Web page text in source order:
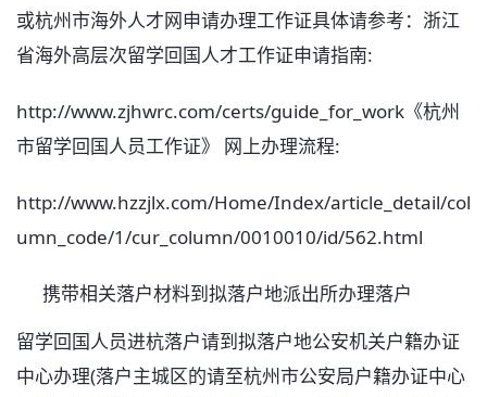
或杭州市海外人才网申请办理工作证具体请参考：浙江
省海外高层次留学回国人才工作证申请指南:
http://www.zjhwrc.com/certs/guide_for_work《杭州
市留学回国人员工作证》 网上办理流程:
http://www.hzzjlx.com/Home/Index/article_detail/col
umn_code/1/cur_column/0010010/id/562.html
携带相关落户材料到拟落户地派出所办理落户
留学回国人员进杭落户请到拟落户地公安机关户籍办证
中心办理(落户主城区的请至杭州市公安局户籍办证中心